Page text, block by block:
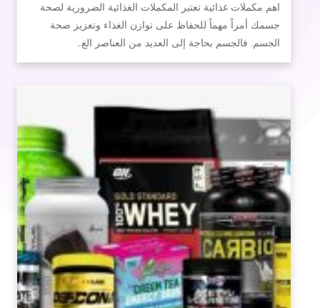
اهم مكملات غذائية تعتبر المكملات الغذائية الضرورية لصحة
جسمك أمراً مهماً للحفاظ على توازن الغذاء وتعزيز صحة
الجسم. فالجسم بحاجة إلى العديد من العناصر الغ…